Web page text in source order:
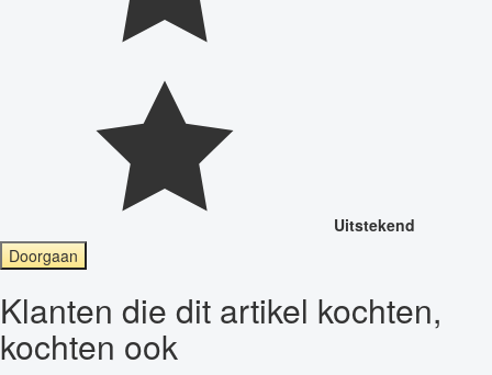
Uitstekend
Doorgaan
Klanten die dit artikel kochten,
kochten ook